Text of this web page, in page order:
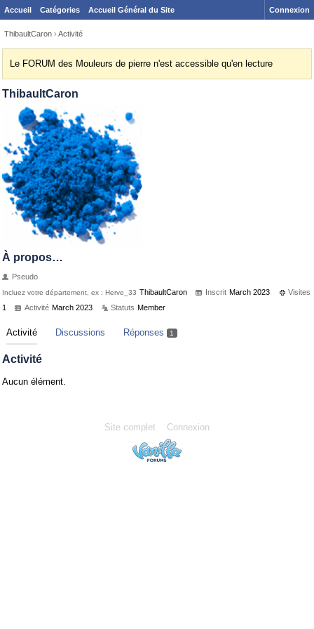
Accueil Catégories Accueil Général du Site Connexion
ThibaultCaron › Activité
Le FORUM des Mouleurs de pierre n'est accessible qu'en lecture
ThibaultCaron
À propos…
Pseudo
Incluez votre département, ex : Herve_33 ThibaultCaron Inscrit March 2023
Visites
1
Activité March 2023 Statuts Member
Activité Discussions Réponses 1
Activité
Aucun élément.
Site complet Connexion